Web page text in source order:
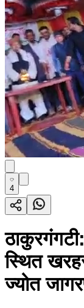
4
स्थित
ज्योत